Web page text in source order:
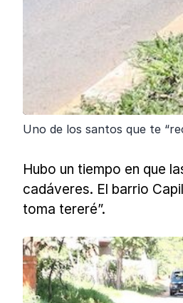
Uno de los santos que te
Hubo un tiempo en que
cadáveres. El barrio
toma tereré”.